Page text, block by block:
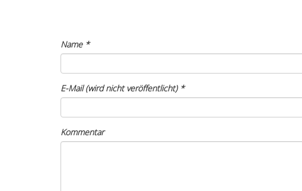
Name*
E-Mail (wird nicht veröffentlicht)*
Kommentar